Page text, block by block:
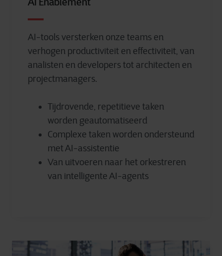
AI-tools versterken onze teams en
verhogen productiviteit en effectiviteit, van
analisten en developers tot architecten en
projectmanagers.
Tijdrovende, repetitieve taken
worden geautomatiseerd
Complexe taken worden ondersteund
met AI-assistentie
Van uitvoeren naar het orkestreren
van intelligente AI-agents